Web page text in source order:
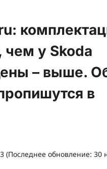
у Skoda
– выше.
в
(Последнее обновление: 30